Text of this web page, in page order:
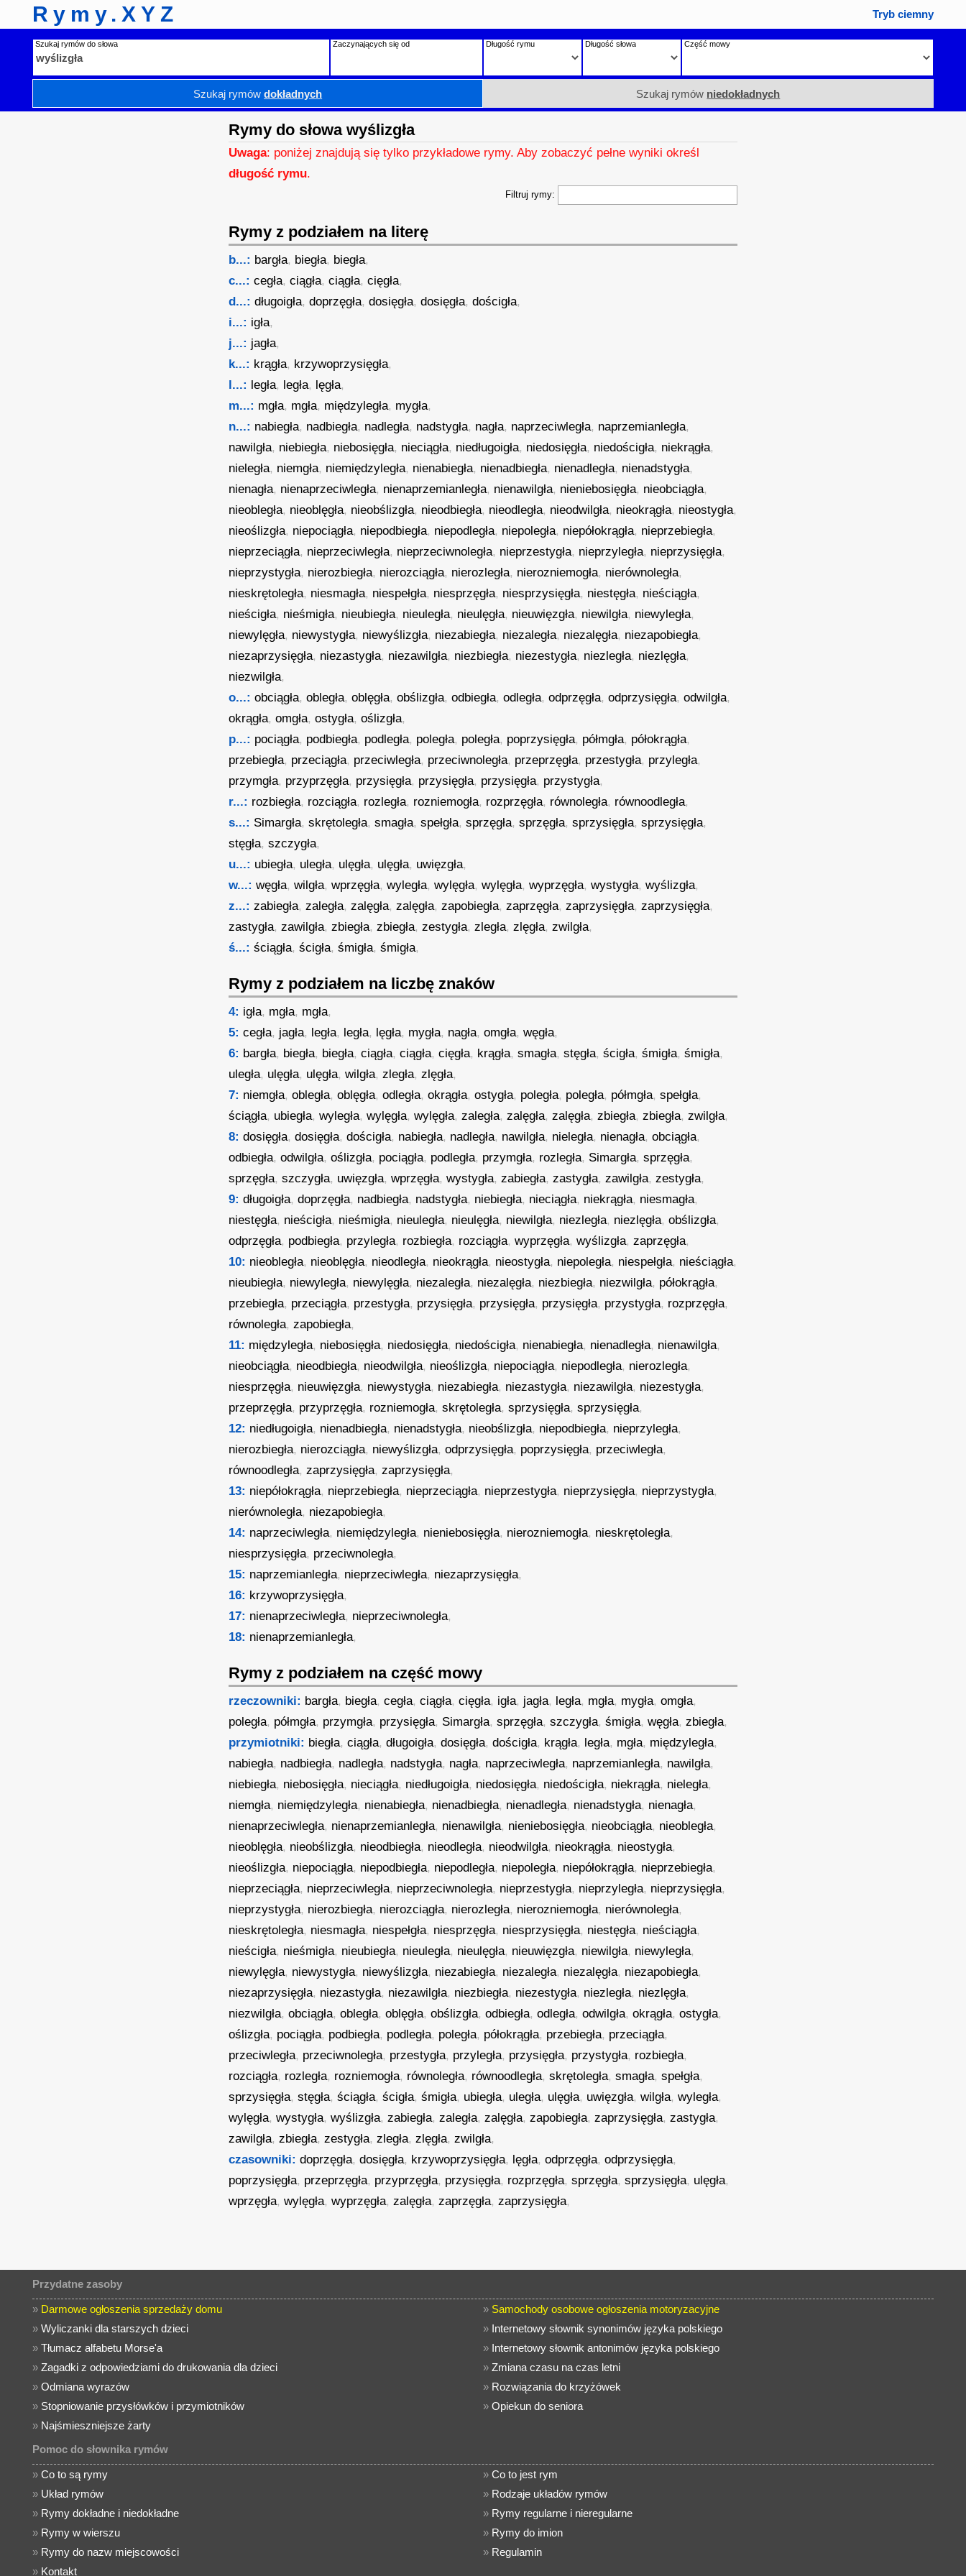
Rymy.XYZ Tryb ciemny
Szukaj rymów do słowa Zaczynających się od Długość rymu Długość słowa Część mowy
Szukaj rymówdokładnych Szukaj rymów niedokładnych
Rymy do słowa wyślizgła
Uwaga: poniżej znajdują się tylko przykładowe rymy. Aby zobaczyć pełne wyniki określ
długość rymu.
Filtruj rymy:
Rymy z podziałem na literę
b...: bargła, biegła, biegła,
c...: cegła,ciągła,ciągła,cięgła,
d...: długoigła,doprzęgła,dosięgła,dosięgła,dościgła,
i...: igła,
j...: jagła,
k...: krągła, krzywoprzysięgła,
l...: legła, legła, lęgła,
m...: mgła, mgła, międzyległa, mygła,
n...: nabiegła, nadbiegła, nadległa, nadstygła, nagła, naprzeciwległa, naprzemianległa,
nawilgła, niebiegła, niebosięgła, nieciągła, niedługoigła, niedosięgła, niedościgła, niekrągła,
nieległa, niemgła, niemiędzyległa, nienabiegła, nienadbiegła, nienadległa, nienadstygła,
nienagła, nienaprzeciwległa, nienaprzemianległa, nienawilgła, nieniebosięgła, nieobciągła,
nieobległa, nieoblęgła, nieobślizgła, nieodbiegła, nieodległa, nieodwilgła, nieokrągła, nieostygła,
nieoślizgła, niepociągła, niepodbiegła, niepodległa, niepoległa, niepółokrągła, nieprzebiegła,
nieprzeciągła, nieprzeciwległa, nieprzeciwnoległa, nieprzestygła, nieprzyległa, nieprzysięgła,
nieprzystygła, nierozbiegła, nierozciągła, nierozległa, nierozniemogła, nierównoległa,
nieskrętoległa, niesmagła, niespełgła, niesprzęgła, niesprzysięgła, niestęgła, nieściągła,
nieścigła, nieśmigła, nieubiegła, nieuległa, nieulęgła, nieuwięzgła, niewilgła, niewyległa,
niewylęgła, niewystygła, niewyślizgła, niezabiegła, niezaległa, niezalęgła, niezapobiegła,
niezaprzysięgła, niezastygła, niezawilgła, niezbiegła, niezestygła, niezległa, niezlęgła,
niezwilgła,
o...: obciągła,obległa,oblęgła,obślizgła,odbiegła,odległa,odprzęgła,odprzysięgła,odwilgła,
okrągła,omgła,ostygła,oślizgła,
p...: pociągła, podbiegła, podległa, poległa, poległa, poprzysięgła, półmgła, półokrągła,
przebiegła, przeciągła, przeciwległa, przeciwnoległa, przeprzęgła, przestygła, przyległa,
przymgła, przyprzęgła, przysięgła, przysięgła, przysięgła, przystygła,
r...: rozbiegła, rozciągła, rozległa, rozniemogła, rozprzęgła, równoległa, równoodległa,
s...: Simargła,skrętoległa,smagła,spełgła,sprzęgła,sprzęgła,sprzysięgła,sprzysięgła,
stęgła,szczygła,
u...: ubiegła, uległa, ulęgła, ulęgła, uwięzgła,
w...: węgła,wilgła,wprzęgła,wyległa,wylęgła,wylęgła,wyprzęgła,wystygła,wyślizgła,
z...: zabiegła,zaległa,zalęgła,zalęgła,zapobiegła,zaprzęgła,zaprzysięgła,zaprzysięgła,
zastygła,zawilgła,zbiegła,zbiegła,zestygła,zległa,zlęgła,zwilgła,
ś...: ściągła,ścigła,śmigła,śmigła,
Rymy z podziałem na liczbę znaków
4: igła, mgła, mgła,
5: cegła, jagła, legła, legła, lęgła, mygła, nagła,omgła,węgła,
6: bargła, biegła, biegła,ciągła,ciągła,cięgła, krągła,smagła,stęgła,ścigła,śmigła,śmigła,
uległa, ulęgła, ulęgła,wilgła,zległa,zlęgła,
7: niemgła,obległa,oblęgła,odległa,okrągła,ostygła, poległa, poległa, półmgła,spełgła,
ściągła, ubiegła,wyległa,wylęgła,wylęgła,zaległa,zalęgła,zalęgła,zbiegła,zbiegła,zwilgła,
8: dosięgła,dosięgła,dościgła, nabiegła, nadległa, nawilgła, nieległa, nienagła,obciągła,
odbiegła,odwilgła,oślizgła, pociągła, podległa, przymgła, rozległa, Simargła,sprzęgła,
sprzęgła,szczygła, uwięzgła,wprzęgła,wystygła,zabiegła,zastygła,zawilgła,zestygła,
9: długoigła,doprzęgła, nadbiegła, nadstygła, niebiegła, nieciągła, niekrągła, niesmagła,
niestęgła, nieścigła, nieśmigła, nieuległa, nieulęgła, niewilgła, niezległa, niezlęgła,obślizgła,
odprzęgła, podbiegła, przyległa, rozbiegła, rozciągła,wyprzęgła,wyślizgła,zaprzęgła,
10: nieobległa, nieoblęgła, nieodległa, nieokrągła, nieostygła, niepoległa, niespełgła, nieściągła,
nieubiegła, niewyległa, niewylęgła, niezaległa, niezalęgła, niezbiegła, niezwilgła, półokrągła,
przebiegła, przeciągła, przestygła, przysięgła, przysięgła, przysięgła, przystygła, rozprzęgła,
równoległa,zapobiegła,
11: międzyległa, niebosięgła, niedosięgła, niedościgła, nienabiegła, nienadległa, nienawilgła,
nieobciągła, nieodbiegła, nieodwilgła, nieoślizgła, niepociągła, niepodległa, nierozległa,
niesprzęgła, nieuwięzgła, niewystygła, niezabiegła, niezastygła, niezawilgła, niezestygła,
przeprzęgła, przyprzęgła, rozniemogła,skrętoległa,sprzysięgła,sprzysięgła,
12: niedługoigła, nienadbiegła, nienadstygła, nieobślizgła, niepodbiegła, nieprzyległa,
nierozbiegła, nierozciągła, niewyślizgła,odprzysięgła, poprzysięgła, przeciwległa,
równoodległa,zaprzysięgła,zaprzysięgła,
13: niepółokrągła, nieprzebiegła, nieprzeciągła, nieprzestygła, nieprzysięgła, nieprzystygła,
nierównoległa, niezapobiegła,
14: naprzeciwległa, niemiędzyległa, nieniebosięgła, nierozniemogła, nieskrętoległa,
niesprzysięgła, przeciwnoległa,
15: naprzemianległa, nieprzeciwległa, niezaprzysięgła,
16: krzywoprzysięgła,
17: nienaprzeciwległa, nieprzeciwnoległa,
18: nienaprzemianległa,
Rymy z podziałem na część mowy
rzeczowniki: bargła, biegła,cegła,ciągła,cięgła, igła, jagła, legła, mgła, mygła,omgła,
poległa, półmgła, przymgła, przysięgła, Simargła,sprzęgła,szczygła,śmigła,węgła,zbiegła,
przymiotniki: biegła,ciągła,długoigła,dosięgła,dościgła, krągła, legła, mgła, międzyległa,
nabiegła, nadbiegła, nadległa, nadstygła, nagła, naprzeciwległa, naprzemianległa, nawilgła,
niebiegła, niebosięgła, nieciągła, niedługoigła, niedosięgła, niedościgła, niekrągła, nieległa,
niemgła, niemiędzyległa, nienabiegła, nienadbiegła, nienadległa, nienadstygła, nienagła,
nienaprzeciwległa, nienaprzemianległa, nienawilgła, nieniebosięgła, nieobciągła, nieobległa,
nieoblęgła, nieobślizgła, nieodbiegła, nieodległa, nieodwilgła, nieokrągła, nieostygła,
nieoślizgła, niepociągła, niepodbiegła, niepodległa, niepoległa, niepółokrągła, nieprzebiegła,
nieprzeciągła, nieprzeciwległa, nieprzeciwnoległa, nieprzestygła, nieprzyległa, nieprzysięgła,
nieprzystygła, nierozbiegła, nierozciągła, nierozległa, nierozniemogła, nierównoległa,
nieskrętoległa, niesmagła, niespełgła, niesprzęgła, niesprzysięgła, niestęgła, nieściągła,
nieścigła, nieśmigła, nieubiegła, nieuległa, nieulęgła, nieuwięzgła, niewilgła, niewyległa,
niewylęgła, niewystygła, niewyślizgła, niezabiegła, niezaległa, niezalęgła, niezapobiegła,
niezaprzysięgła, niezastygła, niezawilgła, niezbiegła, niezestygła, niezległa, niezlęgła,
niezwilgła,obciągła,obległa,oblęgła,obślizgła,odbiegła,odległa,odwilgła,okrągła,ostygła,
oślizgła, pociągła, podbiegła, podległa, poległa, półokrągła, przebiegła, przeciągła,
przeciwległa, przeciwnoległa, przestygła, przyległa, przysięgła, przystygła, rozbiegła,
rozciągła, rozległa, rozniemogła, równoległa, równoodległa,skrętoległa,smagła,spełgła,
sprzysięgła,stęgła,ściągła,ścigła,śmigła, ubiegła, uległa, ulęgła, uwięzgła,wilgła,wyległa,
wylęgła,wystygła,wyślizgła,zabiegła,zaległa,zalęgła,zapobiegła,zaprzysięgła,zastygła,
zawilgła,zbiegła,zestygła,zległa,zlęgła,zwilgła,
czasowniki: doprzęgła,dosięgła, krzywoprzysięgła, lęgła,odprzęgła,odprzysięgła,
poprzysięgła, przeprzęgła, przyprzęgła, przysięgła, rozprzęgła,sprzęgła,sprzysięgła, ulęgła,
wprzęgła,wylęgła,wyprzęgła,zalęgła,zaprzęgła,zaprzysięgła,
Przydatne zasoby
» Darmowe ogłoszenia sprzedaży domu » Samochody osobowe ogłoszenia motoryzacyjne
»Wyliczanki dla starszych dzieci » Internetowy słownik synonimów języka polskiego
»Tłumacz alfabetu Morse'a » Internetowy słownik antonimów języka polskiego
»Zagadki z odpowiedziami do drukowania dla dzieci » Zmiana czasu na czas letni
»Odmiana wyrazów » Rozwiązania do krzyżówek
» Stopniowanie przysłówków i przymiotników » Opiekun do seniora
» Najśmieszniejsze żarty
Pomoc do słownika rymów
»Co to są rymy » Co to jest rym
» Układ rymów » Rodzaje układów rymów
» Rymy dokładne i niedokładne » Rymy regularne i nieregularne
» Rymy w wierszu » Rymy do imion
» Rymy do nazw miejscowości » Regulamin
» Kontakt